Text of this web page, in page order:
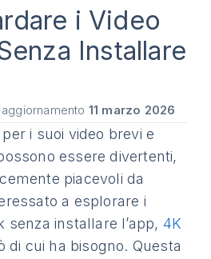
i Video
Installare
11 marzo 2026
i suoi video brevi e
essere divertenti,
piacevoli da
a esplorare i
senza installare l’app, 4K
di cui ha bisogno. Questa